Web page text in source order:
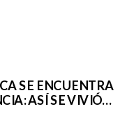
SE ENCUENTRA
ASÍ SE VIVIÓ
DE IQOS EN EL